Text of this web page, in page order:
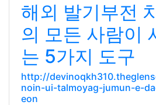
해외 발기부전
의 모든 사람이
는 5가지 도구
http://
noin-ui-talmoyag-jumun-e-
eon